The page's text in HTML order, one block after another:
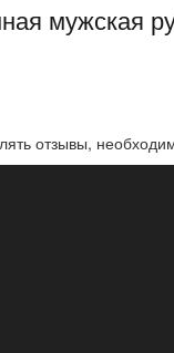
мужская
отзывы,